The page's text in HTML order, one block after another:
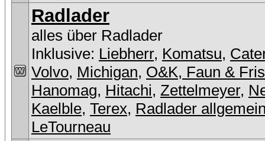
Radlader
alles über Radlader
Inklusive: Liebherr, Komatsu,
Volvo, Michigan, O&K, Faun &
Hanomag, Hitachi, Zettelmeyer,
Kaelble, Terex, Radlader
LeTourneau